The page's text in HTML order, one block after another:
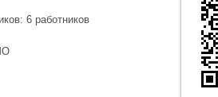
6 работников